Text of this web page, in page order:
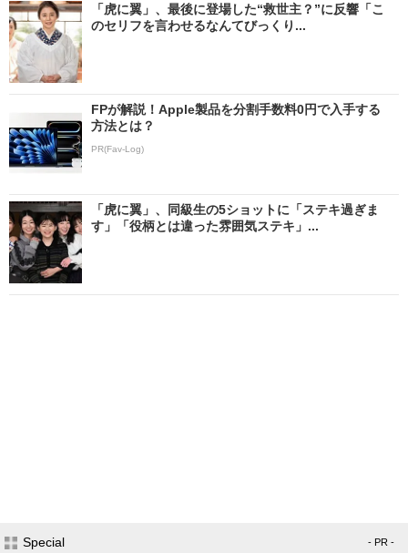
「虎に翼」、最後に登場した“救世主？”に反響「こ
のセリフを言わせるなんてびっくり...
FPが解説！Apple製品を分割手数料0円で入手する
方法とは？
PR(Fav-Log)
「虎に翼」、同級生の5ショットに「ステキ過ぎま
す」「役柄とは違った雰囲気ステキ」...
Special - PR -